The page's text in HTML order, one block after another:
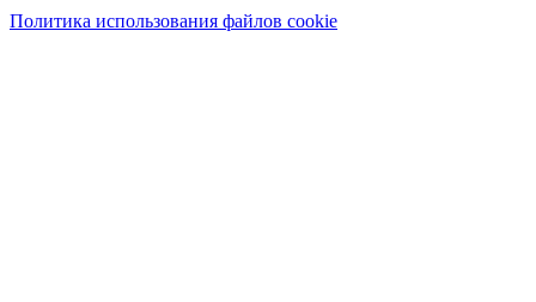
Политика использования файлов cookie